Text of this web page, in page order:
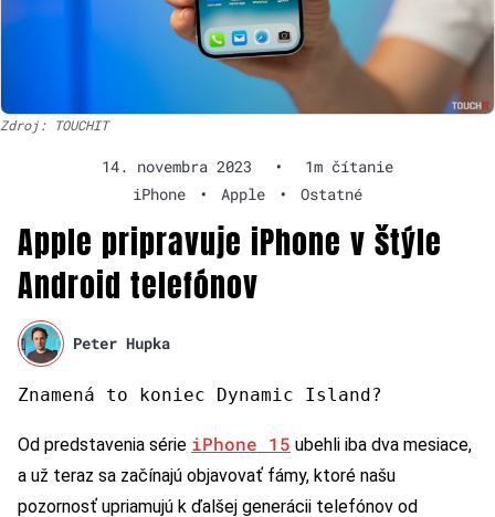
Zdroj: TOUCHIT
14. novembra 2023 •
1m čítanie
iPhone
• Apple • Ostatné
Apple pripravuje iPhone v štýle
Android telefónov
Peter Hupka
Znamená to koniec Dynamic Island?
Od predstavenia série iPhone 15 ubehli iba dva mesiace,
a už teraz sa začínajú objavovať fámy, ktoré našu
pozornosť upriamujú k ďalšej generácii telefónov od